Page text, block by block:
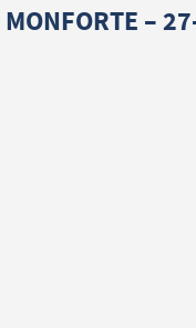
MONFORTE –